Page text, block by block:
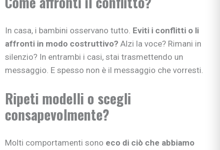
In casa, i bambini osservano tutto. Eviti i conflitti o li
affronti in modo costruttivo? Alzi la voce? Rimani in
silenzio? In entrambi i casi, stai trasmettendo un
messaggio. E spesso non è il messaggio che vorresti.
Ripeti modelli o scegli
consapevolmente?
Molti comportamenti sono eco di ciò che abbiamo